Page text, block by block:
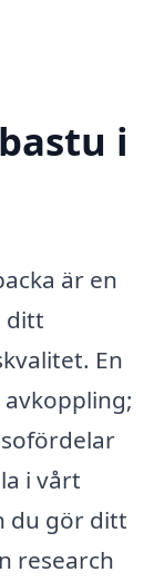
i
är en
ditt
En
i vårt
du gör ditt
research